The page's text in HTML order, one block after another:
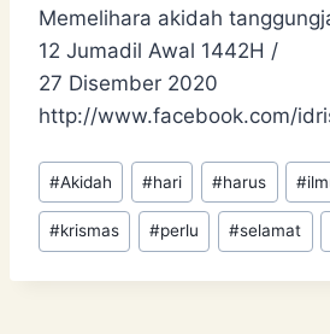
Memelihara akidah
12 Jumadil Awal 1442H /
27 Disember 2020
http://www.facebook.com/
Post
Tags:
#Akidah #hari #harus #
#krismas #perlu #selamat